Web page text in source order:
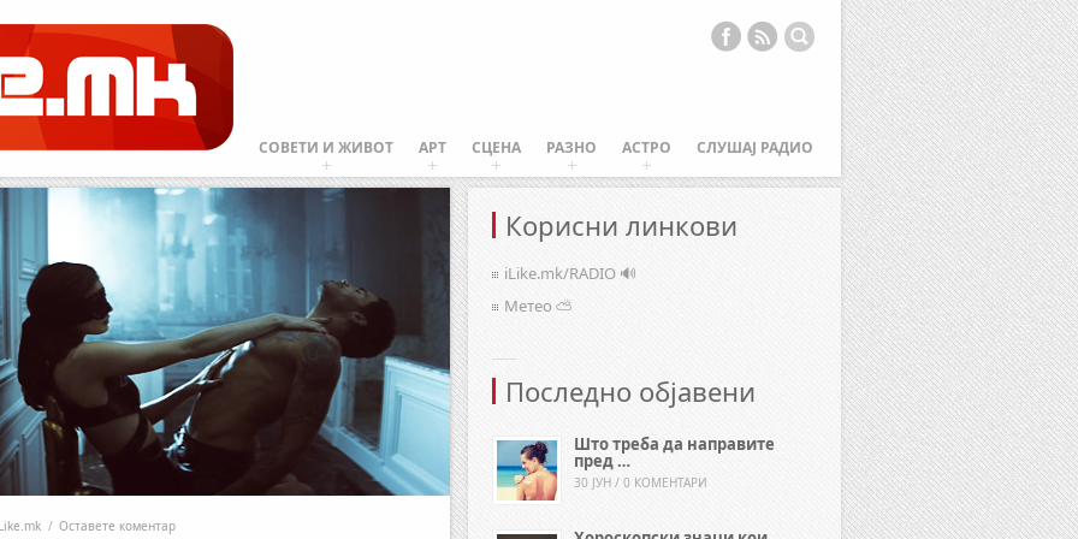
СОВЕТИ И ЖИВОТ АРТ СЦЕНА РАЗНО АСТРО СЛУШАЈ РАДИО
/ Оставете коментар
Корисни линкови
iLike.mk/RADIO 🔊
Метео ⛅
Последно објавени
Што треба да направите
пред …
30 ЈУН / 0 КОМЕНТАРИ